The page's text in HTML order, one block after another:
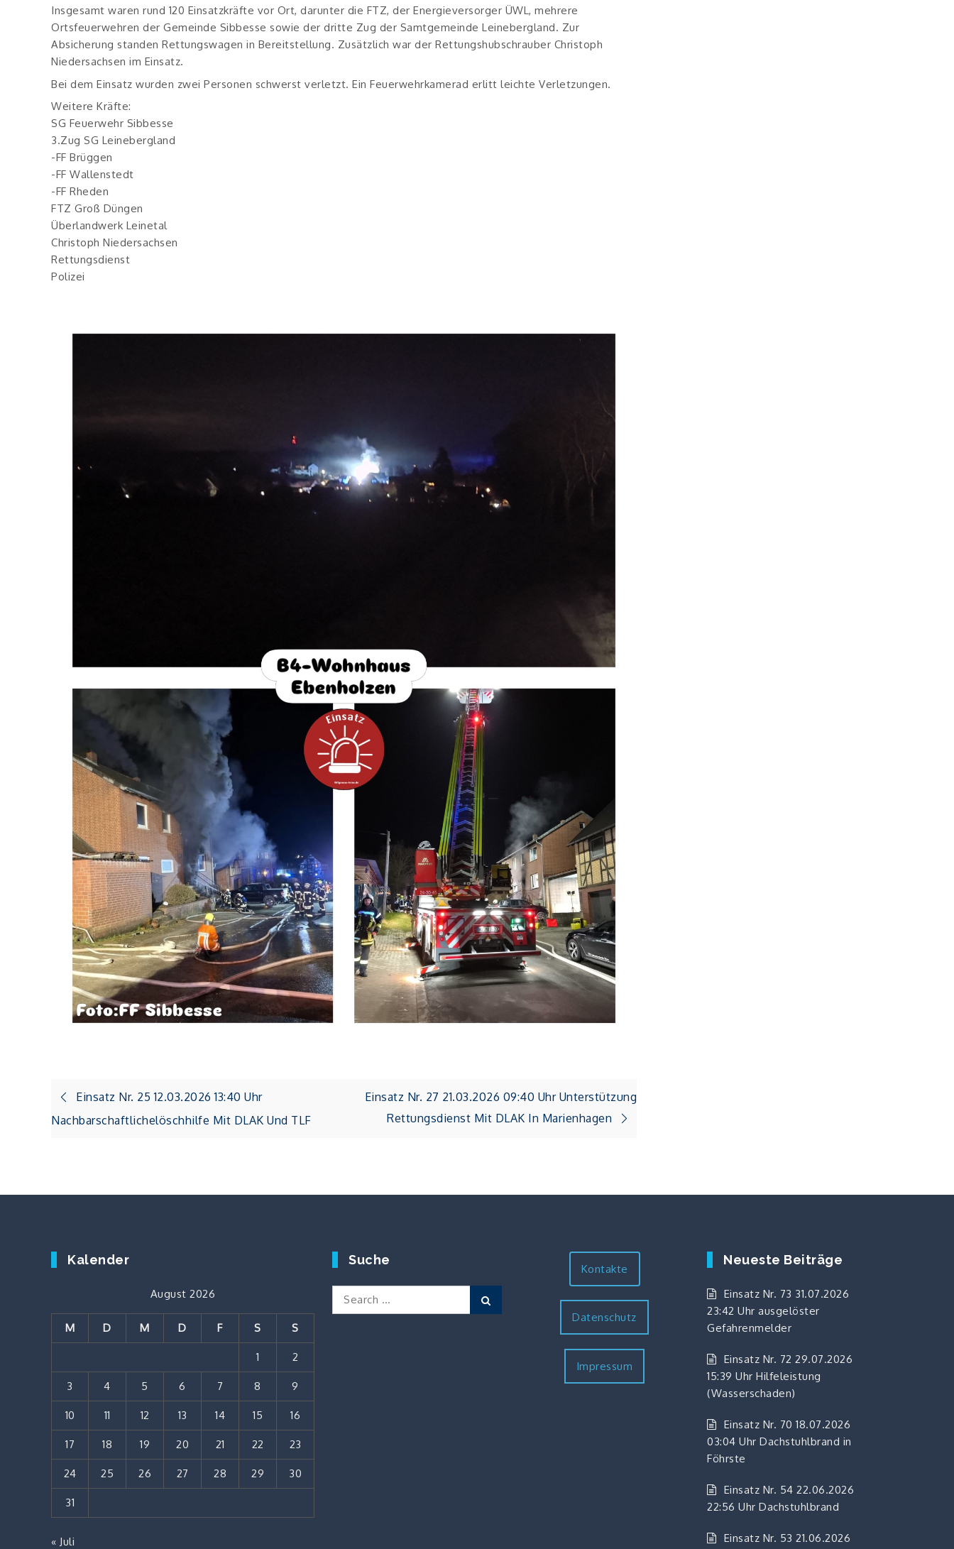
Insgesamt waren rund 120 Einsatzkräfte vor Ort, darunter die FTZ, der Energieversorger ÜWL, mehrere
Ortsfeuerwehren der Gemeinde Sibbesse sowie der dritte Zug der Samtgemeinde Leinebergland. Zur
Absicherung standen Rettungswagen in Bereitstellung. Zusätzlich war der Rettungshubschrauber Christoph
Niedersachsen im Einsatz.
Bei dem Einsatz wurden zwei Personen schwerst verletzt. Ein Feuerwehrkamerad erlitt leichte Verletzungen.
Weitere Kräfte:
SG Feuerwehr Sibbesse
3.Zug SG Leinebergland
-FF Brüggen
-FF Wallenstedt
-FF Rheden
FTZ Groß Düngen
Überlandwerk Leinetal
Christoph Niedersachsen
Rettungsdienst
Polizei
Beitragsnavigation
Einsatz Nr. 25 12.03.2026 13:40 Uhr
Nachbarschaftlichelöschhilfe Mit DLAK Und TLF
Einsatz Nr. 27 21.03.2026 09:40 Uhr Unterstützung
Rettungsdienst Mit DLAK In Marienhagen
Kalender
August 2026
M D M D F S S
1 2
3 4 5 6 7 8 9
10 11 12 13 14 15 16
17 18 19 20 21 22 23
24 25 26 27 28 29 30
31
« Juli
Suche
Search
Kontakte
Datenschutz
Impressum
Neueste Beiträge
Einsatz Nr. 73 31.07.2026
23:42 Uhr ausgelöster
Gefahrenmelder
Einsatz Nr. 72 29.07.2026
15:39 Uhr Hilfeleistung
(Wasserschaden)
Einsatz Nr. 70 18.07.2026
03:04 Uhr Dachstuhlbrand in
Föhrste
Einsatz Nr. 54 22.06.2026
22:56 Uhr Dachstuhlbrand
Einsatz Nr. 53 21.06.2026